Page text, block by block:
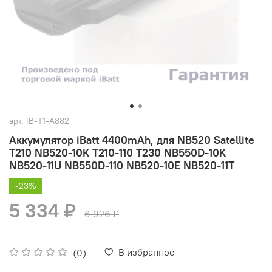
арт. iB-T1-A882
Аккумулятор iBatt 4400mAh, для NB520 Satellite
T210 NB520-10K T210-110 T230 NB550D-10K
NB520-11U NB550D-110 NB520-10E NB520-11T
(0) В избранное
-23%
5 334 ₽ 6 926 ₽